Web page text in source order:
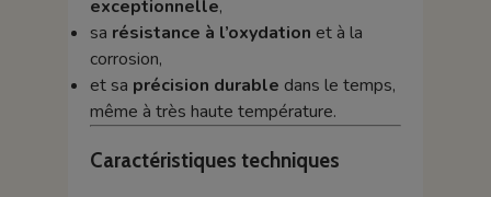
exceptionnelle,
sa résistance à l’oxydation et à la
corrosion,
et sa précision durable dans le temps,
même à très haute température.
Caractéristiques techniques